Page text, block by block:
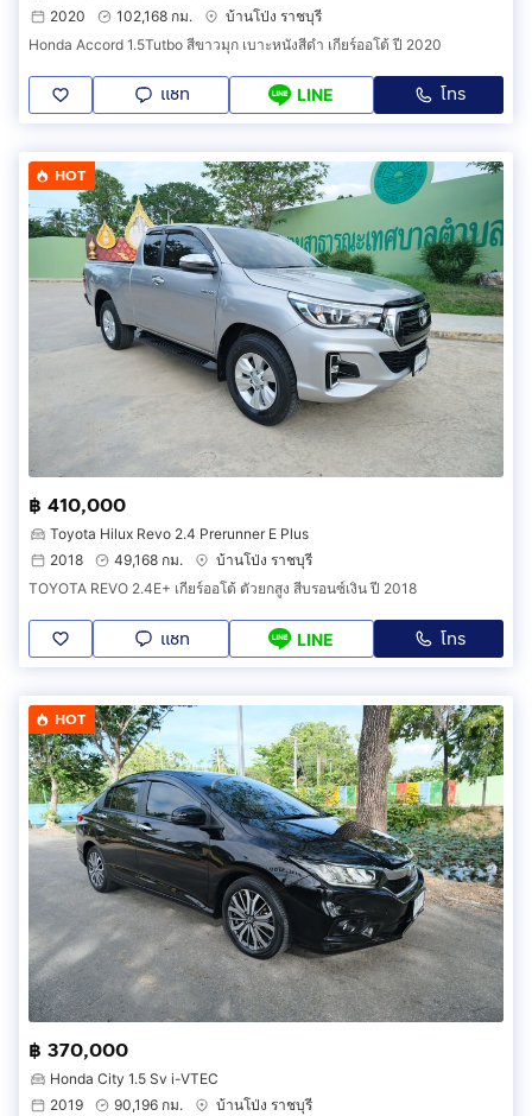
2020
102,168 กม.
บ้านโป่ง ราชบุรี
Honda Accord 1.5Tutbo สีขาวมุก เบาะหนังสีดำ เกียร์ออโต้ ปี 2020
แชท LINE โทร
HOT
฿ 410,000
Toyota Hilux Revo 2.4 Prerunner E Plus
2018
49,168 กม.
บ้านโป่ง ราชบุรี
TOYOTA REVO 2.4E+ เกียร์ออโต้ ตัวยกสูง สีบรอนซ์เงิน ปี 2018
แชท LINE โทร
HOT
฿ 370,000
Honda City 1.5 Sv i-VTEC
2019
90,196 กม. บ้านโป่ง ราชบุรี